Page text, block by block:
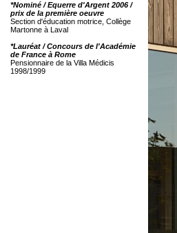
*Nominé / Equerre d'Argent 2006 /
prix de la première oeuvre
Section d'éducation motrice, Collège
Martonne à Laval
*Lauréat / Concours de l'Académie
de France à Rome
Pensionnaire de la Villa Médicis
1998/1999